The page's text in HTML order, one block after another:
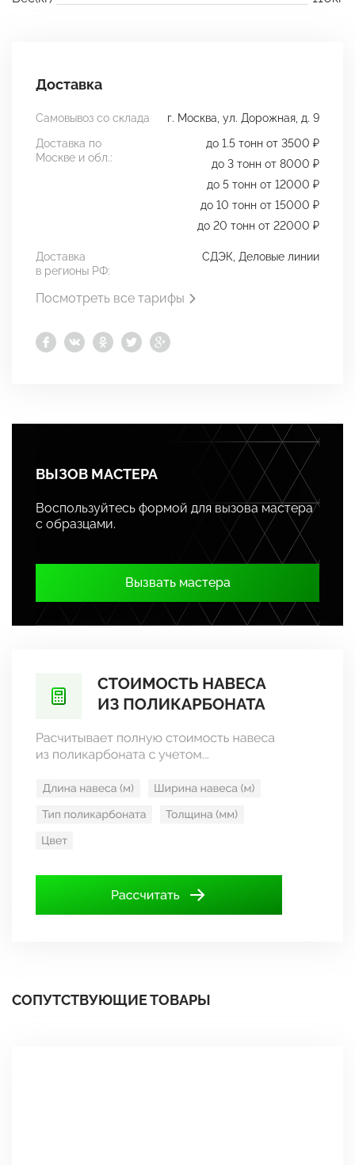
Доставка
Самовывоз со склада
г. Москва, ул. Дорожная, д. 9
Доставка по
Москве и обл.:
до 1.5 тонн от 3500 ₽
до 3 тонн от 8000 ₽
до 5 тонн от 12000 ₽
до 10 тонн от 15000 ₽
до 20 тонн от 22000 ₽
Доставка
в регионы РФ:
СДЭК, Деловые линии
Посмотреть все тарифы
ВЫЗОВ МАСТЕРА
Воспользуйтесь формой для вызова мастера
с образцами.
Вызвать мастера
СОПУТСТВУЮЩИЕ ТОВАРЫ